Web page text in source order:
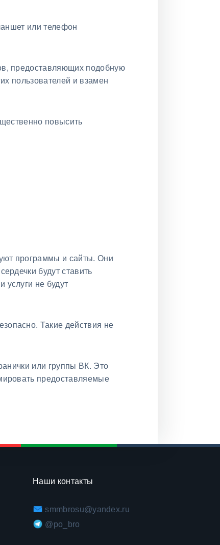
или телефон
предоставляющих подобную
пользователей и взамен
повысить
программы и сайты. Они
будут ставить
услуги не будут
Такие действия не
или группы ВК. Это
предоставляемые
Наши контакты
smmbrosu@yandex.ru
@po_bro